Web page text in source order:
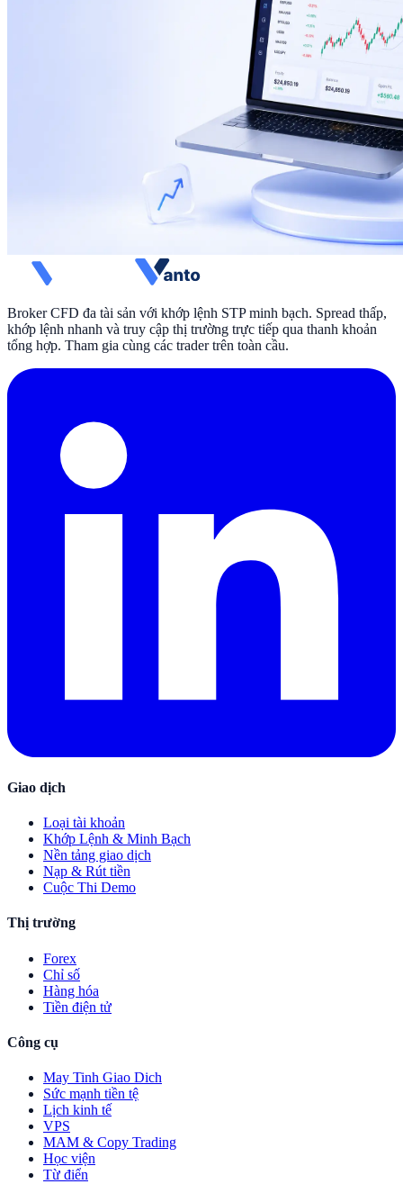
Broker CFD đa tài sản với khớp lệnh STP minh bạch. Spread thấp,
khớp lệnh nhanh và truy cập thị trường trực tiếp qua thanh khoản
tổng hợp. Tham gia cùng các trader trên toàn cầu.
Giao dịch
Loại tài khoản
Khớp Lệnh & Minh Bạch
Nền tảng giao dịch
Nạp & Rút tiền
Cuộc Thi Demo
Thị trường
Forex
Chỉ số
Hàng hóa
Tiền điện tử
Công cụ
May Tinh Giao Dich
Sức mạnh tiền tệ
Lịch kinh tế
VPS
MAM & Copy Trading
Học viện
Từ điển